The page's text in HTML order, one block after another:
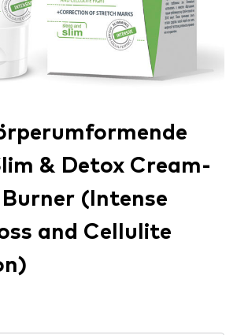
& Detox Cream-
(Intense
and Cellulite